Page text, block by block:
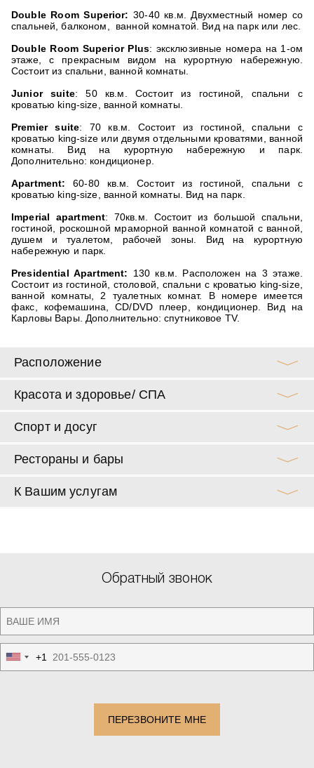
Double Room Superior: 30-40 кв.м. Двухместный номер со
спальней, балконом, ванной комнатой. Вид на парк или лес.
Double Room Superior Plus: эксклюзивные номера на 1-ом
этаже, с прекрасным видом на курортную набережную.
Состоит из спальни, ванной комнаты.
Junior suite: 50 кв.м. Состоит из гостиной, спальни с
кроватью king-size, ванной комнаты.
Premier suite: 70 кв.м. Состоит из гостиной, спальни с
кроватью king-size или двумя отдельными кроватями, ванной
комнаты. Вид на курортную набережную и парк.
Дополнительно: кондиционер.
Apartment:60-80 кв.м. Состоит из гостиной, спальни с
кроватью king-size, ванной комнаты. Вид на парк.
Imperial apartment: 70кв.м. Состоит из большой спальни,
гостиной, роскошной мраморной ванной комнатой с ванной,
душем и туалетом, рабочей зоны. Вид на курортную
набережную и парк.
Presidential Apartment: 130 кв.м. Расположен на 3 этаже.
Состоит из гостиной, столовой, спальни с кроватью king-size,
ванной комнаты, 2 туалетных комнат. В номере имеется
факс, кофемашина, CD/DVD плеер, кондиционер. Вид на
Карловы Вары. Дополнительно: спутниковое TV.
Расположение
Красота и здоровье/ СПА
Спорт и досуг
Рестораны и бары
К Вашим услугам
Обратный звонок
United
States
+1
ПЕРЕЗВОНИТЕ МНЕ